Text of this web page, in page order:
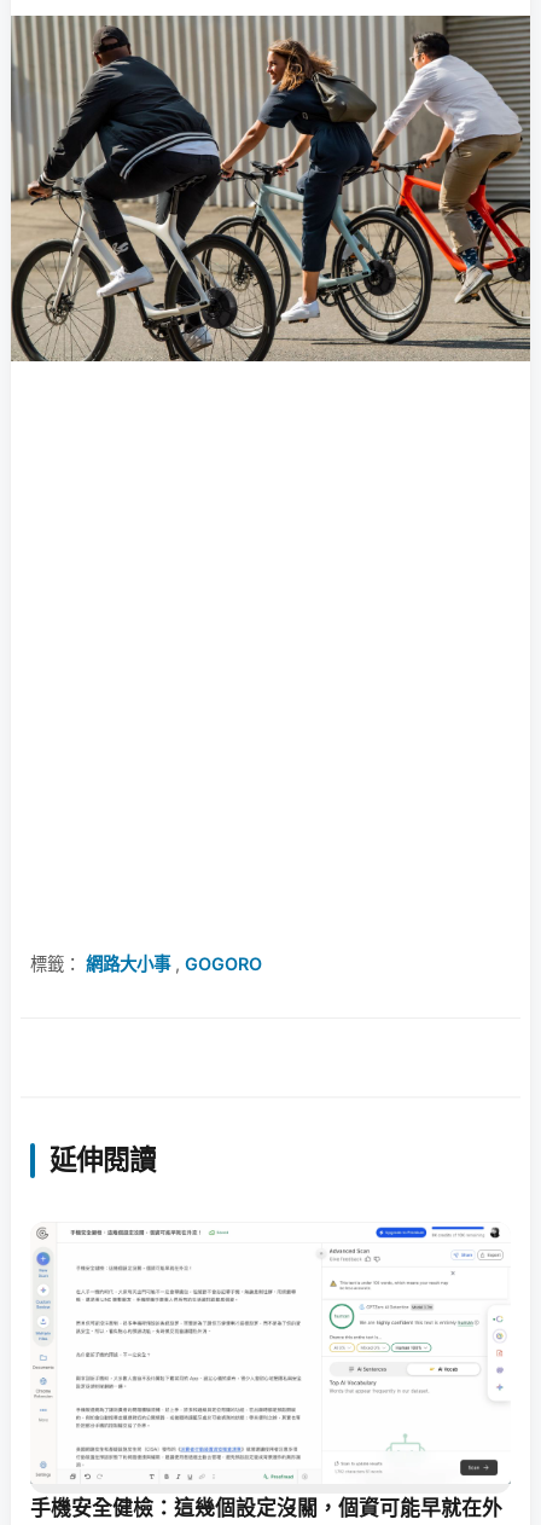
標籤： 網路大小事, GOGORO
延伸閱讀
手機安全健檢：這幾個設定沒關，個資可能早就在外